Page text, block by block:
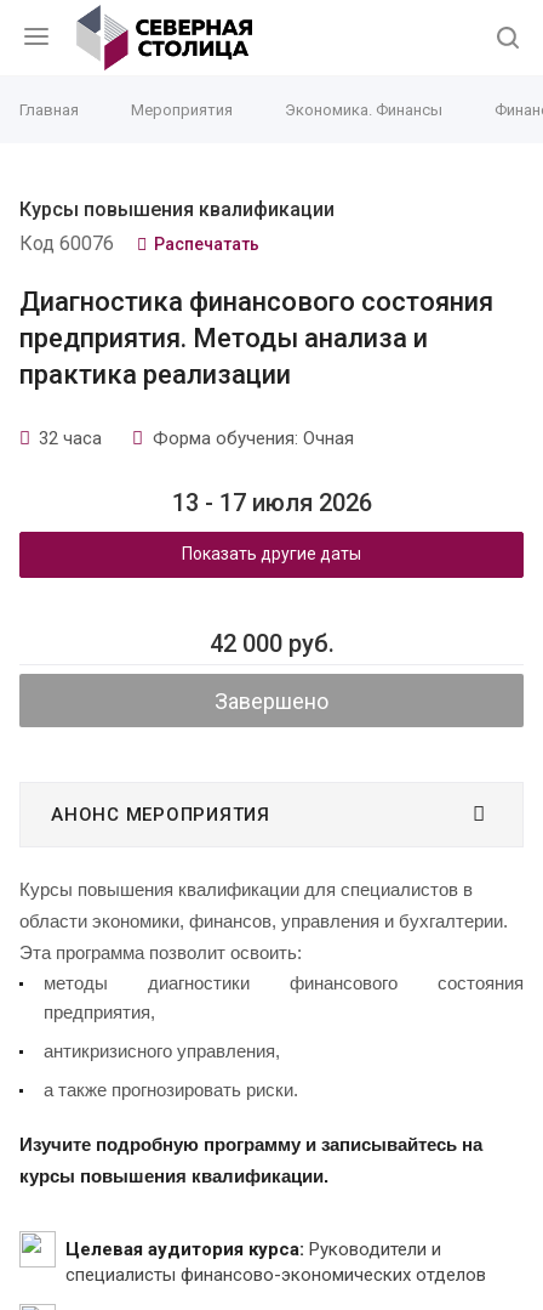
Главная Мероприятия Экономика. Финансы
Курсы повышения квалификации
Код 60076
Распечатать
Диагностика финансового состояния
предприятия. Методы анализа и
практика реализации
32 часа Форма обучения: Очная
13 - 17 июля 2026
Показать другие даты
42 000 руб.
Завершено
АНОНС МЕРОПРИЯТИЯ
Курсы повышения квалификации для специалистов в
области экономики, финансов, управления и бухгалтерии.
Эта программа позволит освоить:
методы диагностики финансового состояния
предприятия,
антикризисного управления,
а также прогнозировать риски.
Изучите подробную программу и записывайтесь на
курсы повышения квалификации.
Целевая аудитория курса: Руководители и
специалисты финансово-экономических отделов